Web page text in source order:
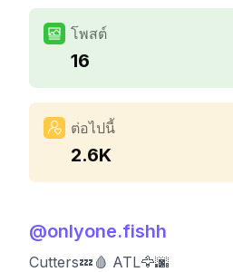
โพสต์
16
ต่อไปนี้
2.6K
@onlyone.fishh
Cutters💤🩸 ATL🦅🌆